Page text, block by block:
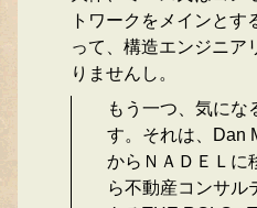
トワークをメインとす
って、構造エンジニア
りませんし。
もう一つ、気にな
す。それは、Dan
からＮＡＤＥＬに
ら不動産コンサル